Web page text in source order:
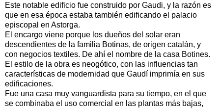
Este notable edificio fue construido por Gaudi, y la razón es
que en esa época estaba también edificando el palacio
episcopal en Astorga.
El encargo viene porque los dueños del solar eran
descendientes de la familia Botinas, de origen catalán, y
con negocios textiles. De ahí el nombre de la casa Botines.
El estilo de la obra es neogótico, con las influencias tan
características de modernidad que Gaudí imprimía en sus
edificaciones.
Fue una casa muy vanguardista para su tiempo, en el que
se combinaba el uso comercial en las plantas más bajas,